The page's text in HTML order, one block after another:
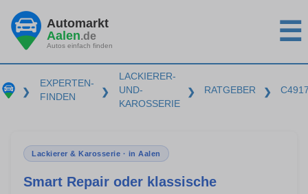
Automarkt
Aalen.de
Autos einfach finden ☰
❯
EXPERTEN-
FINDEN
❯
LACKIERER-
UND-
KAROSSERIE
❯ RATGEBER ❯
Lackierer & Karosserie · in Aalen
Smart Repair oder klassische